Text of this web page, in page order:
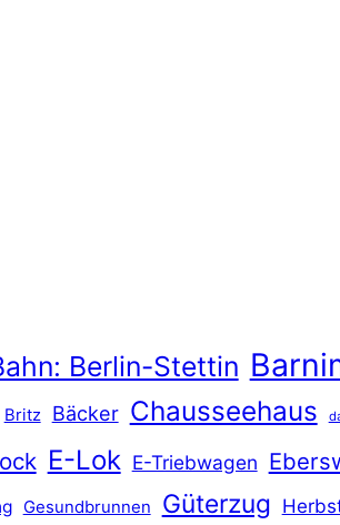
Berlin-Stettin
Britz Bäcker Chausseehaus
E-Lok E-Triebwagen
Gesundbrunnen Güterzug